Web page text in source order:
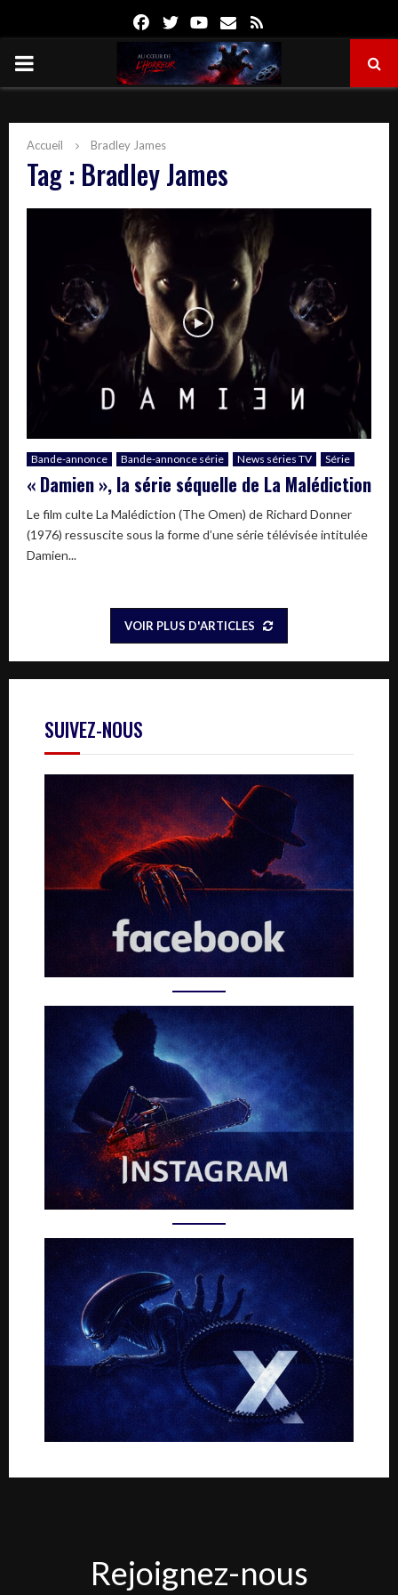
FacebookTwitterYoutube
Email
PRIMARY
Accueil Bradley James
Tag : Bradley James
Bande-annonce Bande-annonce série News séries TV Série
« Damien », la série séquelle de La Malédiction
Le film culte La Malédiction (The Omen) de Richard Donner
(1976) ressuscite sous la forme d’une série télévisée intitulée
Damien...
VOIR PLUS D'ARTICLES
SUIVEZ-NOUS
nous
Rejoignez-nous